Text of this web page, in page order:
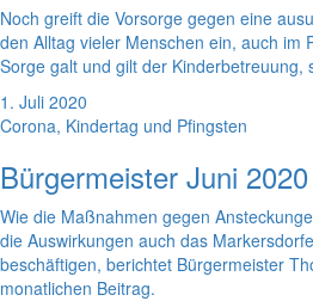
Noch greift die Vorsorge gegen eine
den Alltag vieler Menschen ein, auch im
Sorge galt und gilt der Kinderbetreuung,
1. Juli 2020
Corona, Kindertag und Pfingsten
Bürgermeister Juni 2020
Wie die Maßnahmen gegen
die Auswirkungen auch das
beschäftigen, berichtet Bürgermeister
monatlichen Beitrag.